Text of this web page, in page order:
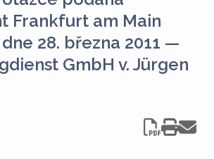
Frankfurt am Main
28. března 2011 —
GmbH v. Jürgen